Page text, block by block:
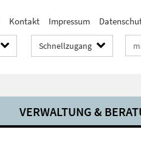
Kontakt Impressum
Schnellzugang
VERWALTUNG &